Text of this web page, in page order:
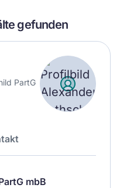
gefunden
PartG
mbB